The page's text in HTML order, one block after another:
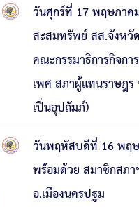
วันศุกร์ที่ 17 พฤษภา
สะสมทรัพย์ สส.จังหวั
คณะกรรมาธิการกิจก
เพศ สภาผู้แทนราษฎ
เปิ่นอุปถัมภ์)
วันพฤหัสบดีที่ 16 พฤ
พร้อมด้วย สมาชิกสภ
อ.เมืองนครปฐม